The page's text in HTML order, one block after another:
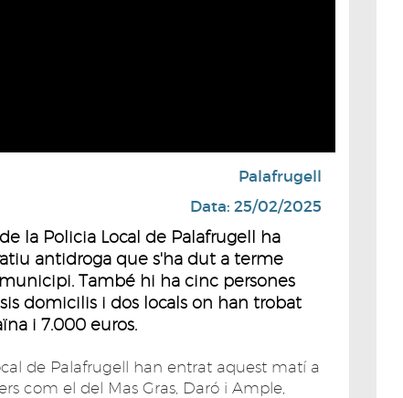
Palafrugell
Data: 25/02/2025
la Policia Local de Palafrugell ha
antidroga que s'ha dut a terme
També hi ha cinc persones
domicilis i dos locals on han trobat
i 7.000 euros.
de Palafrugell han entrat aquest matí a
com el del Mas Gras, Daró i Ample,